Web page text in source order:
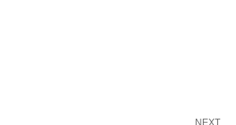
NEXT